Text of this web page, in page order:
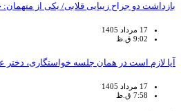
بازداشت دو جراح زیبایی قلابی/ یکی از متهمان: حوصله نداشتم 7-8 سال درس بخوانم تا پزشک شوم؛ عفونت بیماران
17 مرداد 1405
9:02 ق.ظ
آیا لازم است در همان جلسه خواستگاری،
17 مرداد 1405
7:58 ق.ظ